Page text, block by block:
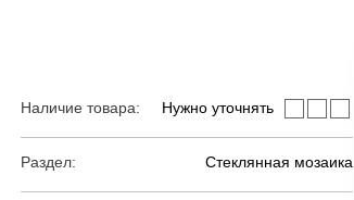
Наличие товара: Нужно уточнять
Раздел: Стеклянная мозаика